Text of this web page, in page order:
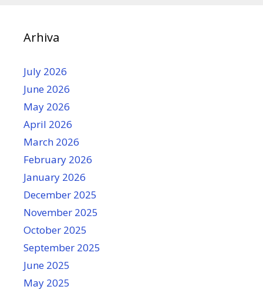
Arhiva
July 2026
June 2026
May 2026
April 2026
March 2026
February 2026
January 2026
December 2025
November 2025
October 2025
September 2025
June 2025
May 2025